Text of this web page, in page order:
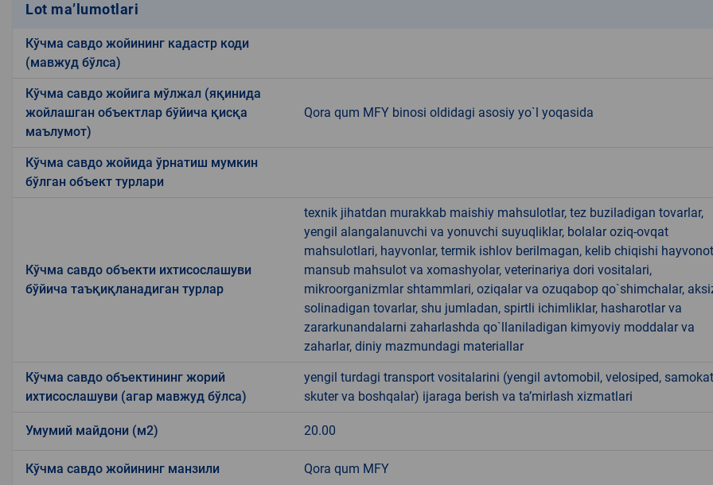
Lot ma’lumotlari
Кўчма савдо жойининг кадастр коди
(мавжуд бўлса)
Кўчма савдо жойига мўлжал (яқинида
жойлашган объектлар бўйича қисқа
маълумот)
Qora qum MFY binosi oldidagi asosiy yo`l yoqasida
Кўчма савдо жойида ўрнатиш мумкин
бўлган объект турлари
Кўчма савдо объекти ихтисослашуви
бўйича таъқиқланадиган турлар
texnik jihatdan murakkab maishiy mahsulotlar, tez buziladigan tovarlar,
yengil alangalanuvchi va yonuvchi suyuqliklar, bolalar oziq-ovqat
mahsulotlari, hayvonlar, termik ishlov berilmagan, kelib chiqishi
mansub mahsulot va xomashyolar, veterinariya dori vositalari,
mikroorganizmlar shtammlari, oziqalar va ozuqabop qo`shimchalar,
solinadigan tovarlar, shu jumladan, spirtli ichimliklar, hasharotlar va
zararkunandalarni zaharlashda qo`llaniladigan kimyoviy moddalar va
zaharlar, diniy mazmundagi materiallar
Кўчма савдо объектининг жорий
ихтисослашуви (агар мавжуд бўлса)
yengil turdagi transport vositalarini (yengil avtomobil, velosiped,
skuter va boshqalar) ijaraga berish va taʼmirlash xizmatlari
Умумий майдони (м2) 20.00
Кўчма савдо жойининг манзили Qora qum MFY